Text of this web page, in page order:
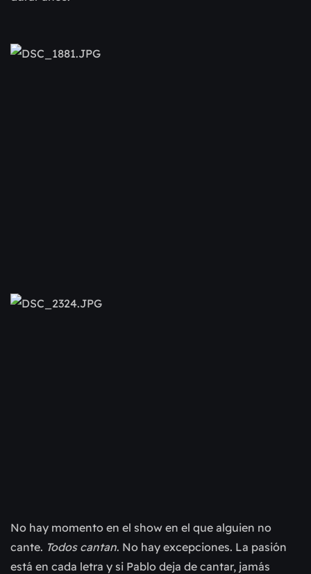
No hay momento en el show en el que alguien no
cante. Todos cantan. No hay excepciones. La pasión
está en cada letra y si Pablo deja de cantar, jamás